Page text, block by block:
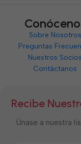
Sobre Nosotros
Preguntas
Nuestros Socios
Contáctanos
Recibe
Únase a nuestra